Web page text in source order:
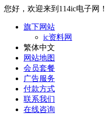
您好，欢迎来到114ic电子网！
旗下网站
ic资料网
繁体中文
网站地图
会员套餐
广告服务
付款方式
联系我们
在线咨询